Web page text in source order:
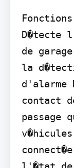
Fonctions
D�tecte
de
la
d'alarme
contact
passage